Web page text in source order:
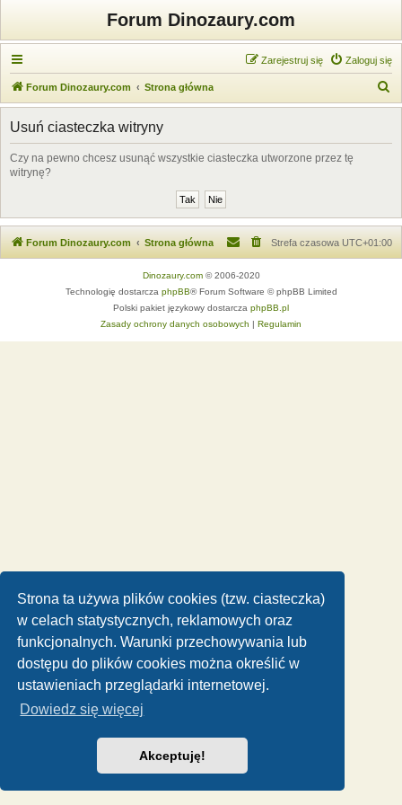
Strona ta używa plików cookies (tzw. ciasteczka)
w celach statystycznych, reklamowych oraz
funkcjonalnych. Warunki przechowywania lub
dostępu do plików cookies można określić w
ustawieniach przeglądarki internetowej.
Dowiedz się więcej
Akceptuję!
Forum Dinozaury.com
Zaloguj się
Zarejestruj się
Forum Dinozaury.com Strona główna
z
Usuń ciasteczka witryny
Czy na pewno chcesz usunąć wszystkie ciasteczka utworzone przez tę
witrynę?
Forum Dinozaury.com Strona główna Strefa czasowa UTC+01:00
Dinozaury.com© 2006-2020
Technologię dostarcza phpBB® Forum Software © phpBB Limited
Polski pakiet językowy dostarcza phpBB.pl
Zasady ochrony danych osobowych | Regulamin